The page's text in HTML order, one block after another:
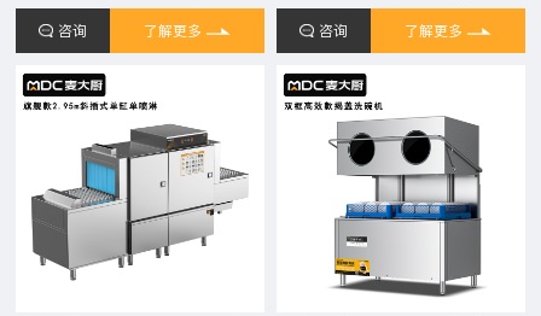
咨询 了解更多 咨询 了解更多